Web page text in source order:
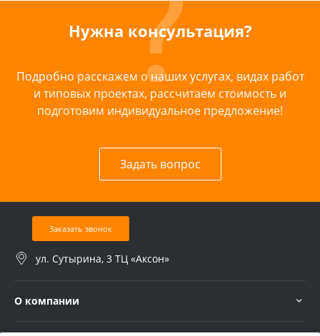
Нужна консультация?
Подробно расскажем о наших услугах, видах работ
и типовых проектах, рассчитаем стоимость и
подготовим индивидуальное предложение!
Задать вопрос
Заказать звонок
ул. Сутырина, 3 ТЦ «Аксон»
О компании